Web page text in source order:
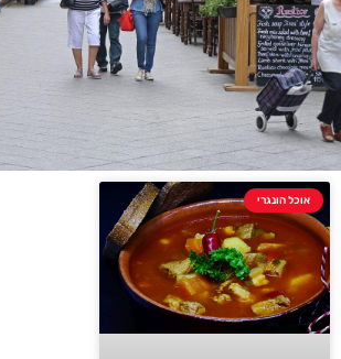
אוכל הונגרי